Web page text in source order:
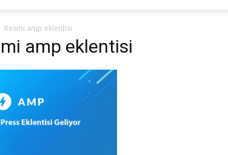
Resmi amp eklentisi
amp eklentisi